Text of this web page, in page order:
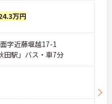
万円
字近藤堰越17-1
田駅」バス・車7分